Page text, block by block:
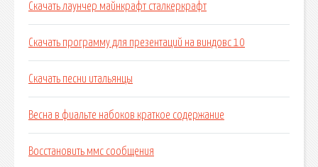
Скачать лаунчер майнкрафт сталкеркрафт
Скачать программу для презентаций на виндовс 10
Скачать песни итальянцы
Весна в фиальте набоков краткое содержание
Восстановить ммс сообщения